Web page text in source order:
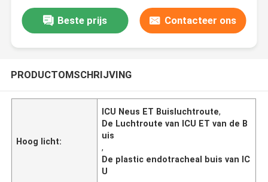
Beste prijs Contacteer ons
PRODUCTOMSCHRIJVING
Hoog licht:
ICU Neus ET Buisluchtroute,
De Luchtroute van ICU ET van de B
uis
,
De plastic endotracheal buis van IC
U